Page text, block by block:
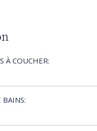
À COUCHER:
BAINS: